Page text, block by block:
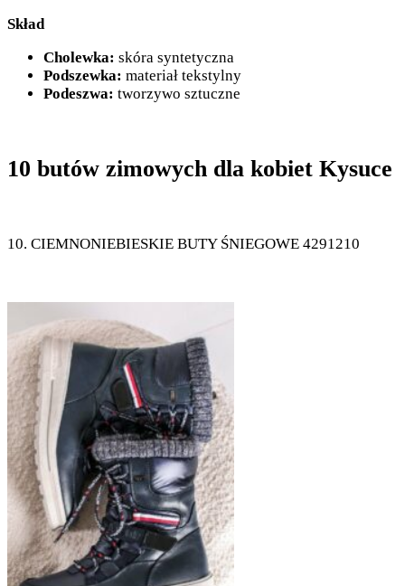
Skład
Cholewka: skóra syntetyczna
Podszewka: materiał tekstylny
Podeszwa: tworzywo sztuczne
10 butów zimowych dla kobiet Kysuce
10. CIEMNONIEBIESKIE BUTY ŚNIEGOWE 4291210